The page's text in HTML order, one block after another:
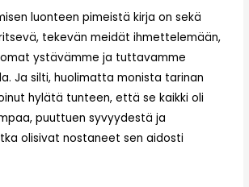
luonteen pimeistä kirja on sekä
tekevän meidät ihmettelemään,
ystävämme ja tuttavamme
Ja silti, huolimatta monista tarinan
hylätä tunteen, että se kaikki oli
puuttuen syvyydestä ja
olisivat nostaneet sen aidosti